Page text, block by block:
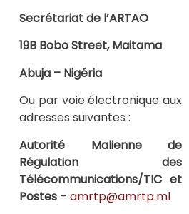
Secrétariat de l’ARTAO
19B Bobo Street, Maitama
Abuja – Nigéria
Ou par voie électronique aux
adresses suivantes :
Autorité Malienne de
Régulation des
Télécommunications/TIC et
Postes – amrtp@amrtp.ml